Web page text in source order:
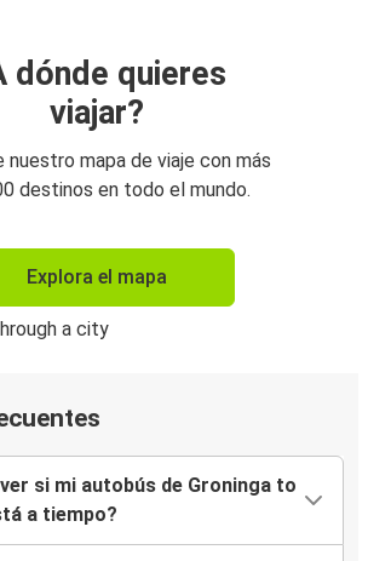
dónde quieres
viajar?
nuestro mapa de viaje con más
destinos en todo el mundo.
Explora el mapa
si mi autobús de Groninga to
a tiempo?